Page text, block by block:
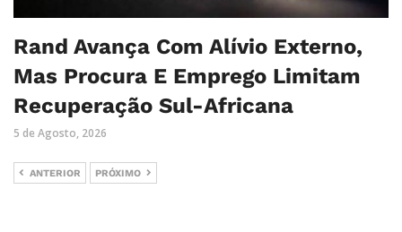
Rand Avança Com Alívio Externo,
Mas Procura E Emprego Limitam
Recuperação Sul-Africana
5 de Agosto, 2026
ANTERIOR PRÓXIMO